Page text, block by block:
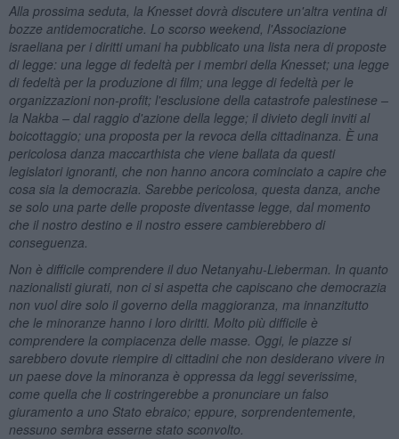
Alla prossima seduta, la Knesset dovrà discutere un'altra ventina di
bozze antidemocratiche. Lo scorso weekend, l'Associazione
israeliana per i diritti umani ha pubblicato una lista nera di proposte
di legge: una legge di fedeltà per i membri della Knesset; una legge
di fedeltà per la produzione di film; una legge di fedeltà per le
organizzazioni non-profit; l'esclusione della catastrofe palestinese –
la Nakba – dal raggio d'azione della legge; il divieto degli inviti al
boicottaggio; una proposta per la revoca della cittadinanza. È una
pericolosa danza maccarthista che viene ballata da questi
legislatori ignoranti, che non hanno ancora cominciato a capire che
cosa sia la democrazia. Sarebbe pericolosa, questa danza, anche
se solo una parte delle proposte diventasse legge, dal momento
che il nostro destino e il nostro essere cambierebbero di
conseguenza.
Non è difficile comprendere il duo Netanyahu-Lieberman. In quanto
nazionalisti giurati, non ci si aspetta che capiscano che democrazia
non vuol dire solo il governo della maggioranza, ma innanzitutto
che le minoranze hanno i loro diritti. Molto più difficile è
comprendere la compiacenza delle masse. Oggi, le piazze si
sarebbero dovute riempire di cittadini che non desiderano vivere in
un paese dove la minoranza è oppressa da leggi severissime,
come quella che li costringerebbe a pronunciare un falso
giuramento a uno Stato ebraico; eppure, sorprendentemente,
nessuno sembra esserne stato sconvolto.